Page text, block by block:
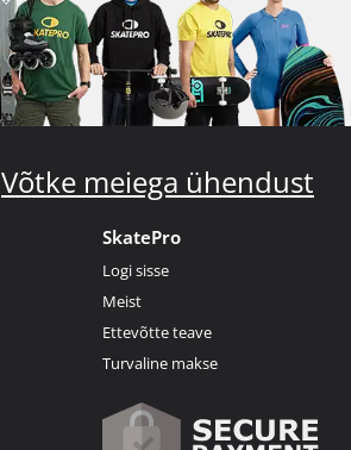
Võtke meiega ühendust
SkatePro
Logi sisse
Meist
Ettevõtte teave
Turvaline makse